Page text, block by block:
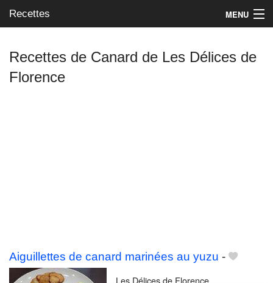
Recettes MENU
Mes blogs préférés
Recettes de Canard de Les Délices de
Florence
Aiguillettes de canard marinées au yuzu -
Les Délices de Florence